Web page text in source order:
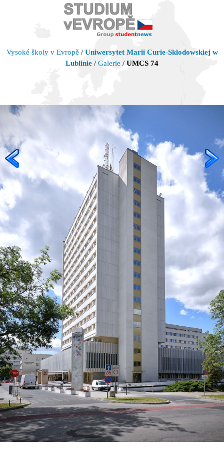
Vysoké školy v Evropě / Uniwersytet Marii Curie-Skłodowskiej w
Lublinie / Galerie / UMCS 74